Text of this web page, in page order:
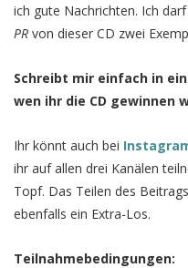
ich gute Nachrichten. Ich
PR von dieser CD zwei
Schreibt mir einfach in
wen ihr die CD gewinnen
Ihr könnt auch bei
ihr auf allen drei Kanälen
Topf. Das Teilen des
ebenfalls ein Extra-Los.
Teilnahmebedingungen: